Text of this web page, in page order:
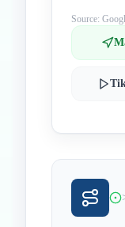
Source: